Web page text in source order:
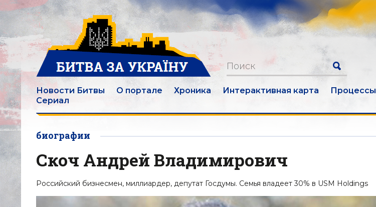
Новости Битвы О портале Хроника Интерактивная карта Процессы
Сериал
биографии
Скоч Андрей Владимирович
Российский бизнесмен, миллиардер, депутат Госдумы. Семья владеет 30% в USM Holdings